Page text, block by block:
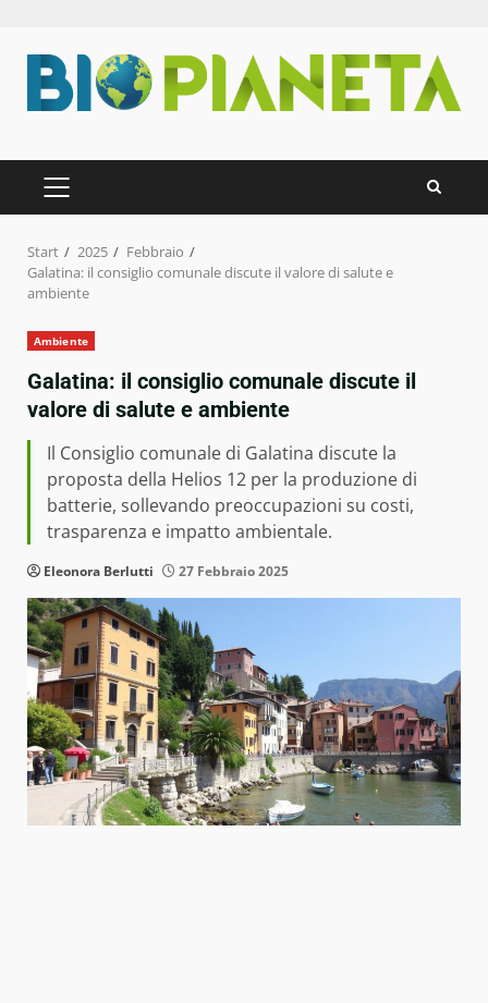
Inhalt
springen
PRIMÄRES
MENÜ
Start 2025
Febbraio
Galatina: il consiglio comunale discute il valore di salute e
ambiente
Ambiente
Galatina: il consiglio comunale discute il
valore di salute e ambiente
Il Consiglio comunale di Galatina discute la
proposta della Helios 12 per la produzione di
batterie, sollevando preoccupazioni su costi,
trasparenza e impatto ambientale.
Eleonora Berlutti 27 Febbraio 2025